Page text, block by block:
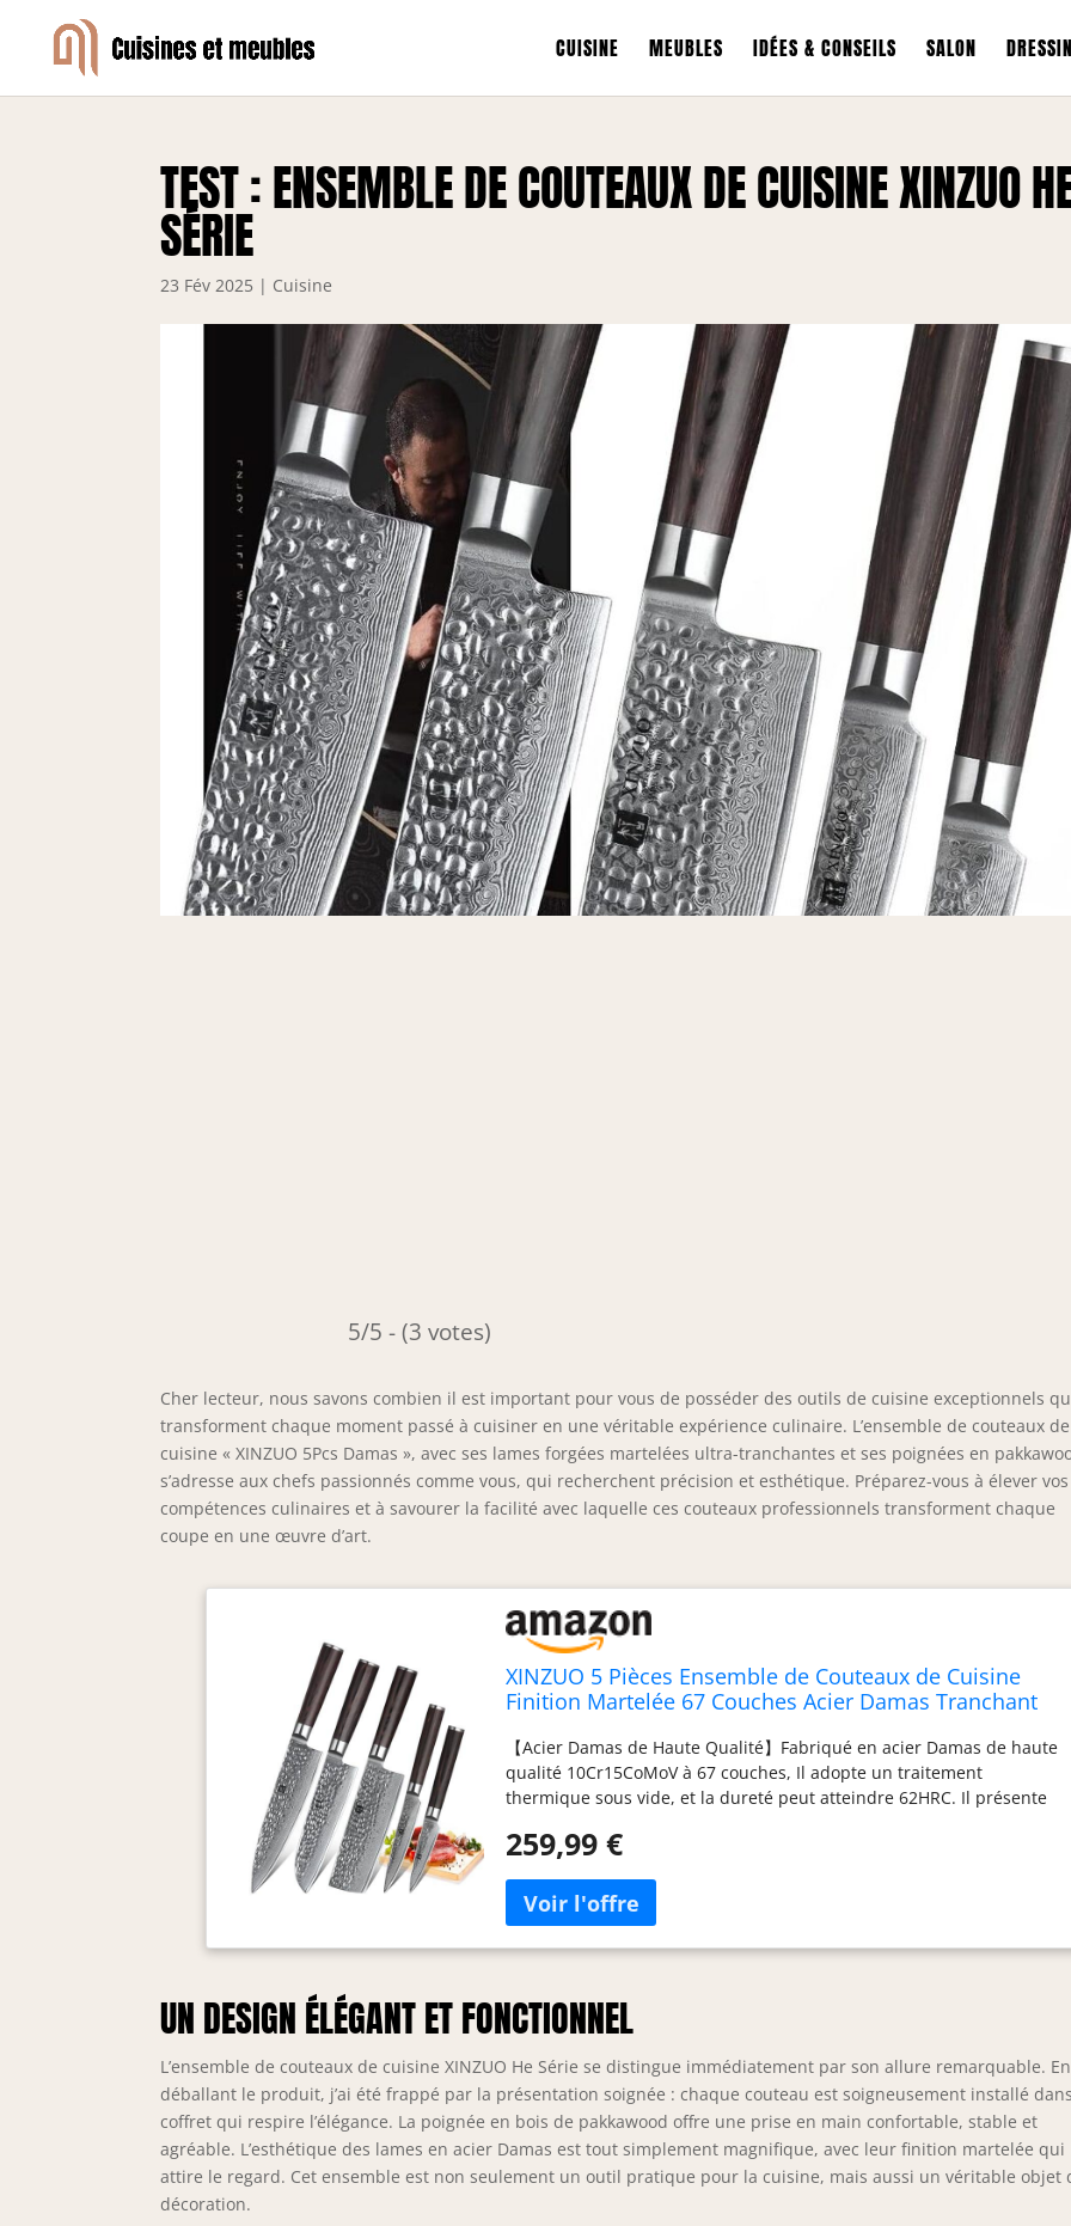
CUISINE MEUBLES IDÉES & CONSEILS SALON
TEST : ENSEMBLE DE COUTEAUX DE CUISINE XINZUO
SÉRIE
23 Fév 2025 | Cuisine
5/5 - (3 votes)
Cher lecteur, nous savons combien il est important pour vous de posséder des outils de cuisine exceptionnels
transforment chaque moment passé à cuisiner en une véritable expérience culinaire. L’ensemble de couteaux de
cuisine « XINZUO 5Pcs Damas », avec ses lames forgées martelées ultra-tranchantes et ses poignées en
s’adresse aux chefs passionnés comme vous, qui recherchent précision et esthétique. Préparez-vous à élever vos
compétences culinaires et à savourer la facilité avec laquelle ces couteaux professionnels transforment chaque
coupe en une œuvre d’art.
XINZUO 5 Pièces Ensemble de Couteaux de Cuisine
Finition Martelée 67 Couches Acier Damas Tranchant
Couteaux professionnels -Poignée en Bois de Pakka
【Acier Damas de Haute Qualité】Fabriqué en acier Damas de haute
qualité 10Cr15CoMoV à 67 couches, Il adopte un traitement
thermique sous vide, et la dureté peut atteindre 62HRC. Il présente
prévention de la rouille et de forte ténacité. Le motif unique de
artistique incroyables. 【Lame Tranchante Parfaite】 En utilisant la
technologie de coupe manuelle humide traditionnelle, la technologie
d'affûtage en forme de V, l'angle de coupe est de 15 degrés de
bords,robuste et durable. Avec une excellente netteté, vous pouvez
facilement couper la viande et les légumes en fines tranches.Même
rasoir peuvent également être conservées longtemps. 【Premium
Bois de Pakka】La conception ergonomique de la poignée créera une
prise confortable et fournira une agilité optimale pour couper une
variété d'aliments avec facilité. Le bois de pakka de haute qualité est
sélectionné, avec une couleur vive, une texture claire et belle, pas
259,99 €
UN DESIGN ÉLÉGANT ET FONCTIONNEL
L’ensemble de couteaux de cuisine XINZUO He Série se distingue immédiatement par son allure remarquable. En
déballant le produit, j’ai été frappé par la présentation soignée : chaque couteau est soigneusement installé
coffret qui respire l’élégance. La poignée en bois de pakkawood offre une prise en main confortable, stable et
agréable. L’esthétique des lames en acier Damas est tout simplement magnifique, avec leur finition martelée qui
attire le regard. Cet ensemble est non seulement un outil pratique pour la cuisine, mais aussi un véritable objet
décoration.